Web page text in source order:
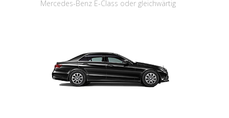
Mercedes-Benz E-Class oder gleichwärtig